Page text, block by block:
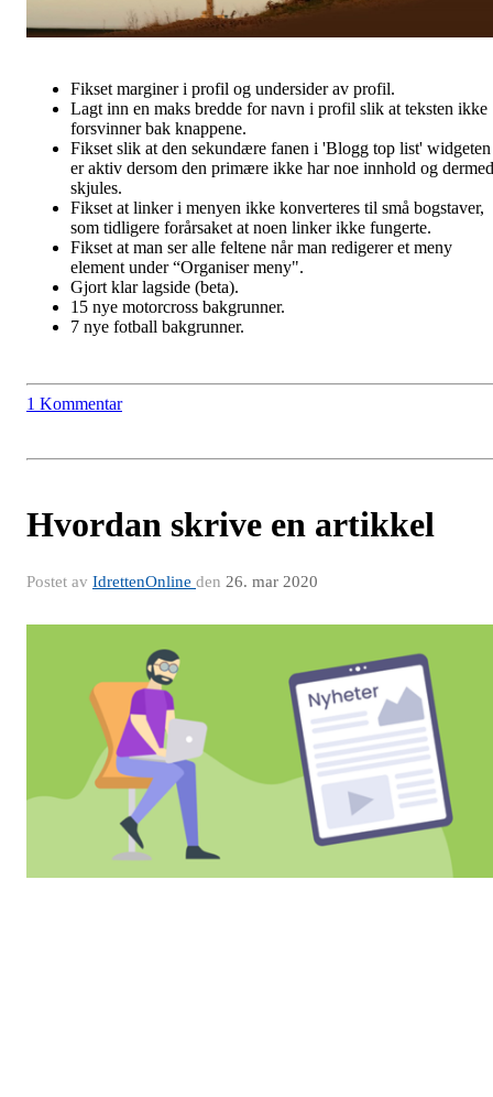
Fikset marginer i profil og undersider av profil.
Lagt inn en maks bredde for navn i profil slik at teksten ikke
forsvinner bak knappene.
Fikset slik at den sekundære fanen i 'Blogg top list' widgeten
er aktiv dersom den primære ikke har noe innhold og dermed
skjules.
Fikset at linker i menyen ikke konverteres til små bogstaver,
som tidligere forårsaket at noen linker ikke fungerte.
Fikset at man ser alle feltene når man redigerer et meny
element under “Organiser meny".
Gjort klar lagside (beta).
15 nye motorcross bakgrunner.
7 nye fotball bakgrunner.
1 Kommentar
Hvordan skrive en artikkel
Postet av IdrettenOnline den 26. mar 2020